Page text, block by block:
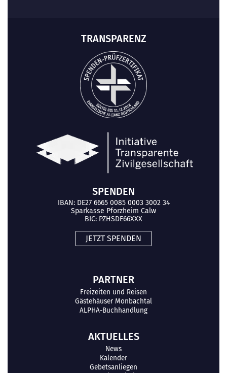
TRANSPARENZ
SPENDEN
IBAN: DE27 6665 0085 0003 3002 34
Sparkasse Pforzheim Calw
BIC: PZHSDE66XXX
JETZT SPENDEN
PARTNER
Freizeiten und Reisen
Gästehäuser Monbachtal
ALPHA-Buchhandlung
AKTUELLES
News
Kalender
Gebetsanliegen